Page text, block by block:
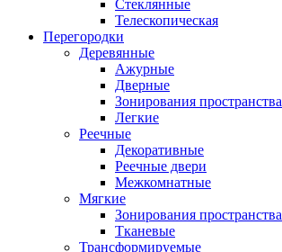
Стеклянные
Телескопическая
Перегородки
Деревянные
Ажурные
Дверные
Зонирования пространства
Легкие
Реечные
Декоративные
Реечные двери
Межкомнатные
Мягкие
Зонирования пространства
Тканевые
Трансформируемые